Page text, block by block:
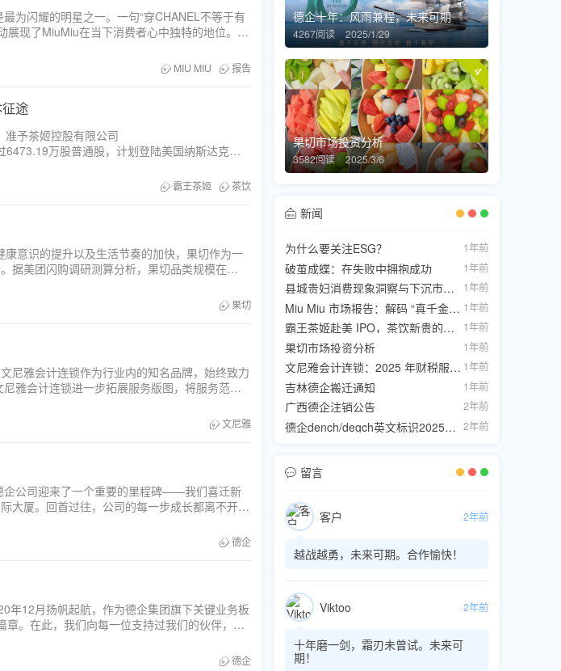
为闪耀的明星之一。一句“穿CHANEL不等于有
展现了MiuMiu在当下消费者心中独特的地位。这
MIU MIU 报告
途
予茶姬控股有限公司
6473.19万股普通股，计划登陆美国纳斯达克或
霸王茶姬 茶饮
意识的提升以及生活节奏的加快，果切作为一
据美团闪购调研测算分析，果切品类规模在
得益...
果切
尼雅会计连锁作为行业内的知名品牌，始终致力
雅会计连锁进一步拓展服务版图，将服务范围
团队会对企业的原始...
文尼雅
企公司迎来了一个重要的里程碑——我们喜迁新
大厦。回首过往，公司的每一步成长都离不开您
德企
年12月扬帆起航，作为德企集团旗下关键业务板
。在此，我们向每一位支持过我们的伙伴，致
全新面貌、更优服务，再次与大家…
德企
德企十年：风雨兼程，未来可期
4267阅读 2025/1/29
4
果切市场投资分析
3582阅读 2025/3/6
新闻
为什么要关注ESG？ 1年前
破茧成蝶：在失败中拥抱成功 1年前
县城贵妇消费现象洞察与下沉市场前景 1年前
Miu Miu 市场报告：解码 “真千金” 风格背后的商业密码 1年前
霸王茶姬赴美 IPO，茶饮新贵的全球野心与资本征途 1年前
果切市场投资分析 1年前
文尼雅会计连锁：2025 年财税服务新征程 1年前
吉林德企搬迁通知 1年前
广西德企注销公告 2年前
德企dench/degch英文标识2025年停用 2年前
留言
客户 2年前
越战越勇，未来可期。合作愉快！
Viktoo 2年前
十年磨一剑，霜刃未曾试。未来可
期！